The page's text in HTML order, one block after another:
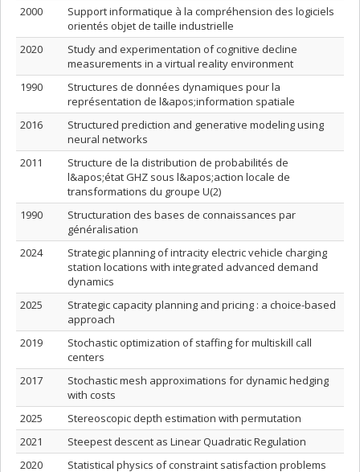
2000
Support informatique à la compréhension des logiciels
orientés objet de taille industrielle
2020
Study and experimentation of cognitive decline
measurements in a virtual reality environment
1990
Structures de données dynamiques pour la
représentation de l&apos;information spatiale
2016
Structured prediction and generative modeling using
neural networks
2011
Structure de la distribution de probabilités de
l&apos;état GHZ sous l&apos;action locale de
transformations du groupe U(2)
1990
Structuration des bases de connaissances par
généralisation
2024
Strategic planning of intracity electric vehicle charging
station locations with integrated advanced demand
dynamics
2025
Strategic capacity planning and pricing : a choice-based
approach
2019
Stochastic optimization of staffing for multiskill call
centers
2017
Stochastic mesh approximations for dynamic hedging
with costs
2025
Stereoscopic depth estimation with permutation
2021
Steepest descent as Linear Quadratic Regulation
2020
Statistical physics of constraint satisfaction problems